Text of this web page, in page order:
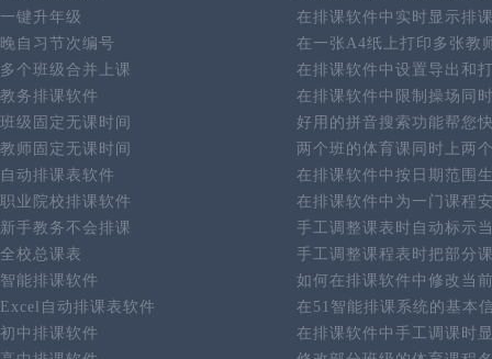
一键升年级
在排课软件中实时显示排
晚自习节次编号
在一张A4纸上打印多张教
多个班级合并上课
在排课软件中设置导出和
教务排课软件
在排课软件中限制操场同
班级固定无课时间
好用的拼音搜索功能帮您
教师固定无课时间
两个班的体育课同时上两
自动排课表软件
在排课软件中按日期范围
职业院校排课软件
在排课软件中为一门课程
新手教务不会排课
手工调整课表时自动标示
全校总课表
手工调整课程表时把部分
智能排课软件
如何在排课软件中修改当
Excel自动排课表软件
在51智能排课系统的基本
初中排课软件
在排课软件中手工调课时